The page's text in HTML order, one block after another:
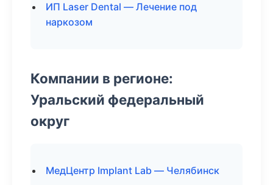
ИП Laser Dental — Лечение под
наркозом
Компании в регионе:
Уральский федеральный
округ
МедЦентр Implant Lab — Челябинск